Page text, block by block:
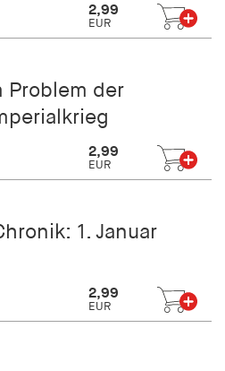
2,99
EUR
Problem der
2,99
EUR
1. Januar
2,99
EUR